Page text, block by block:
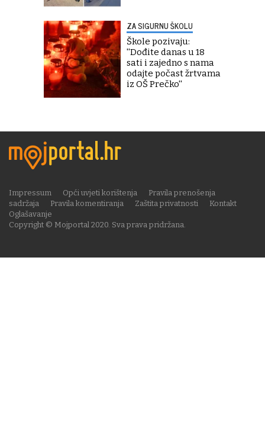
ZA SIGURNU ŠKOLU
Škole pozivaju:
''Dođite danas u 18
sati i zajedno s nama
odajte počast žrtvama
iz OŠ Prečko''
Copyright © Mojportal 2020. Sva prava pridržana.
Impressum Opći uvjeti korištenja
Pravila prenošenja
sadržaja
Pravila komentiranja Zaštita privatnosti
Kontakt
Oglašavanje